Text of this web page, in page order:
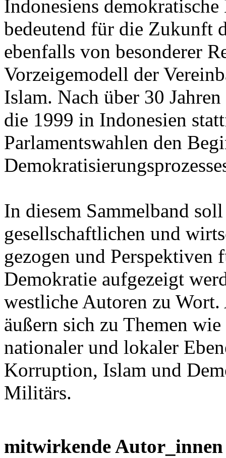
Indonesiens
bedeutend für die Zukunft
ebenfalls von besonderer
Vorzeigemodell der
Islam. Nach über 30
die 1999 in Indonesien
Parlamentswahlen den
In diesem Sammelband
gesellschaftlichen und
gezogen und Perspektiven
Demokratie aufgezeigt
westliche Autoren zu
äußern sich zu Themen
nationaler und lokaler
Korruption, Islam und
Militärs.
mitwirkende Autor_innen